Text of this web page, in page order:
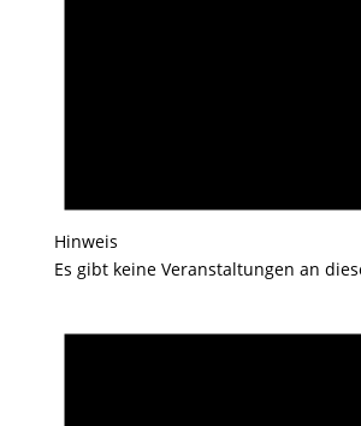
Hinweis
Es gibt keine Veranstaltungen an